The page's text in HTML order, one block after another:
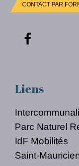
CONTACT PAR
Liens
Parc Naturel
IdF Mobilités
Saint-